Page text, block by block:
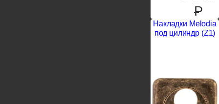
P
Накладки Melodia
под цилиндр (Z1)